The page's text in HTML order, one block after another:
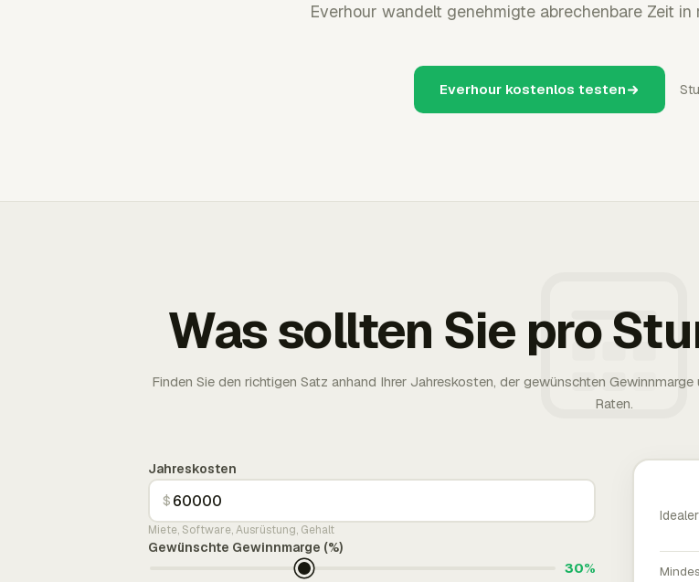
Everhour wandelt genehmigte abrechenbare Zeit
Everhour kostenlos testen
Was sollten Sie pro
Finden Sie den richtigen Satz anhand Ihrer Jahreskosten, der gewünschten
Raten.
Jahreskosten
$
Miete, Software, Ausrüstung, Gehalt
Gewünschte Gewinnmarge (%)
30%